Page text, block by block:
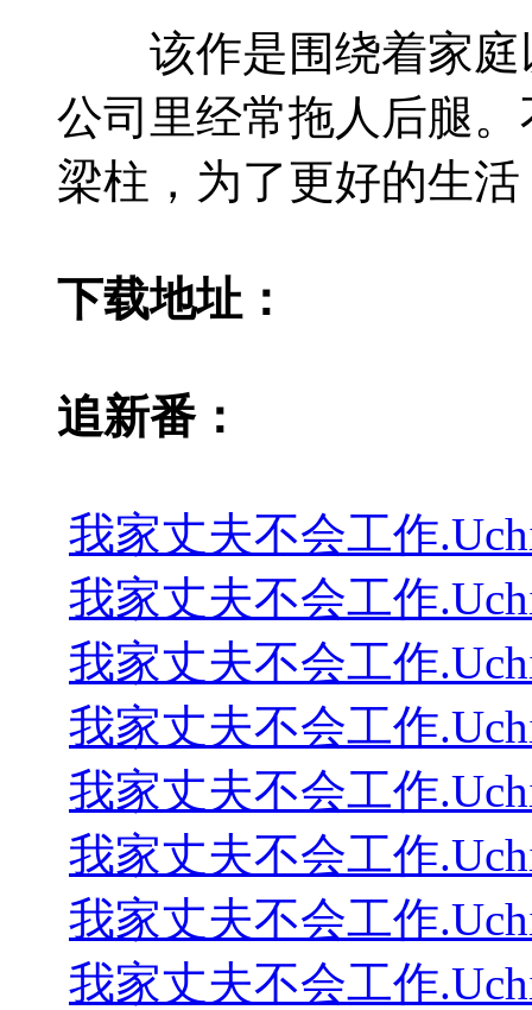
该作是围绕着家庭以
公司里经常拖人后腿
梁柱，为了更好的生
下载地址：
追新番：
我家丈夫不会工作
我家丈夫不会工作
我家丈夫不会工作
我家丈夫不会工作
我家丈夫不会工作
我家丈夫不会工作
我家丈夫不会工作
我家丈夫不会工作